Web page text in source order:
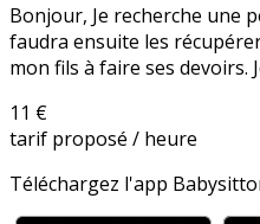
Bonjour, Je recherche une
faudra ensuite les
mon fils à faire ses devoirs.
11 €
tarif proposé / heure
Téléchargez l'app